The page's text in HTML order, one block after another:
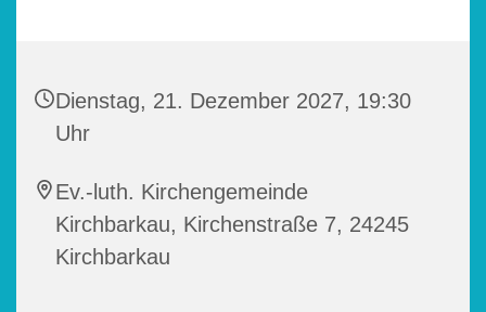
Dienstag, 21. Dezember 2027, 19:30
Uhr
Ev.-luth. Kirchengemeinde
Kirchbarkau, Kirchenstraße 7, 24245
Kirchbarkau